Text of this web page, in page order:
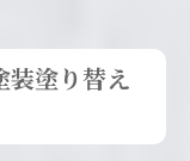
装塗り替え